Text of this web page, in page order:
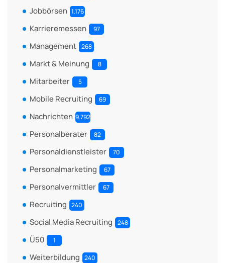
Jobbörsen 1.176
Karrieremessen 97
Management 268
Markt & Meinung 8
Mitarbeiter 5
Mobile Recruiting 69
Nachrichten 9.792
Personalberater 82
Personaldienstleister 70
Personalmarketing 67
Personalvermittler 67
Recruiting 240
Social Media Recruiting 248
Ü50 1
Weiterbildung 240